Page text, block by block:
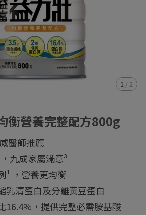
1 / 2
衡營養完整配方800g
醫師推薦
九成家屬滿意³
¹ ，營養更均衡
乳清蛋白及分離黃豆蛋白
16.4%，提供完整必需胺基酸